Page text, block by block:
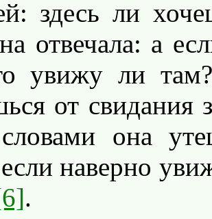
здесь ли
отвечала: а
увижу ли
от свидания
она
наверно
.